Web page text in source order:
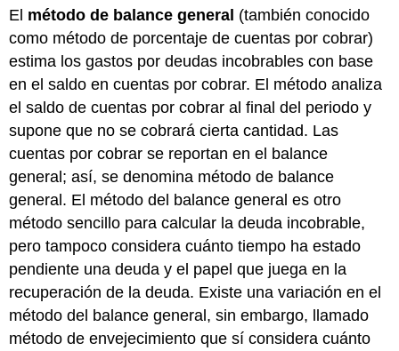
El método de balance general (también conocido
como método de porcentaje de cuentas por cobrar)
estima los gastos por deudas incobrables con base
en el saldo en cuentas por cobrar. El método analiza
el saldo de cuentas por cobrar al final del periodo y
supone que no se cobrará cierta cantidad. Las
cuentas por cobrar se reportan en el balance
general; así, se denomina método de balance
general. El método del balance general es otro
método sencillo para calcular la deuda incobrable,
pero tampoco considera cuánto tiempo ha estado
pendiente una deuda y el papel que juega en la
recuperación de la deuda. Existe una variación en el
método del balance general, sin embargo, llamado
método de envejecimiento que sí considera cuánto